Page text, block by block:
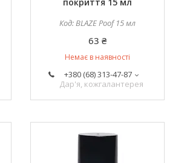
BLAZE Poof 15 мл
63 ₴
Немає в наявності
+380 (68) 313-47-87
Дар'я, кожгалантерея